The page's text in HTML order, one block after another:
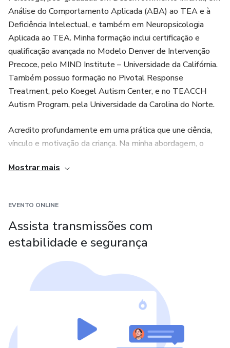
Análise do Comportamento Aplicada (ABA) ao TEA e à
Deficiência Intelectual, e também em Neuropsicologia
Aplicada ao TEA. Minha formação inclui certificação e
qualificação avançada no Modelo Denver de Intervenção
Precoce, pelo MIND Institute – Universidade da Califórnia.
Também possuo formação no Pivotal Response
Treatment, pelo Koegel Autism Center, e no TEACCH
Autism Program, pela Universidade da Carolina do Norte.
Acredito profundamente em uma prática que une ciência,
vínculo e motivação da criança. Na minha abordagem, o
e os pais e cuidadores são parte essencial de todo o
das crianças.
Mostrar mais
EVENTO ONLINE
Assista transmissões com
estabilidade e segurança